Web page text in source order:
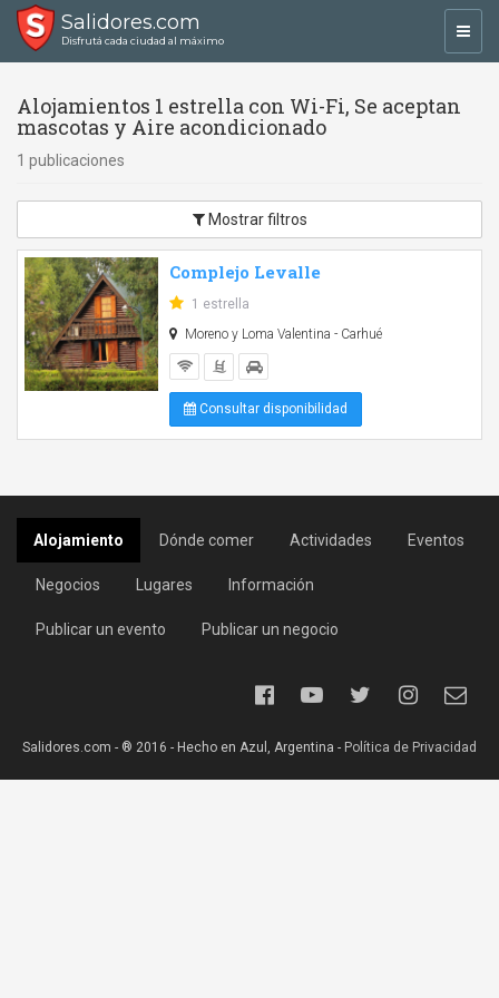
Salidores.com
Disfrutá cada ciudad al máximo
Alojamientos 1 estrella con Wi-Fi, Se aceptan
mascotas y Aire acondicionado
1 publicaciones
Mostrar filtros
Complejo Levalle
1 estrella
Moreno y Loma Valentina - Carhué
Consultar disponibilidad
Alojamiento Dónde comer Actividades Eventos
Negocios Lugares Información
Publicar un evento Publicar un negocio
Salidores.com - ® 2016 - Hecho en Azul, Argentina - Política de Privacidad